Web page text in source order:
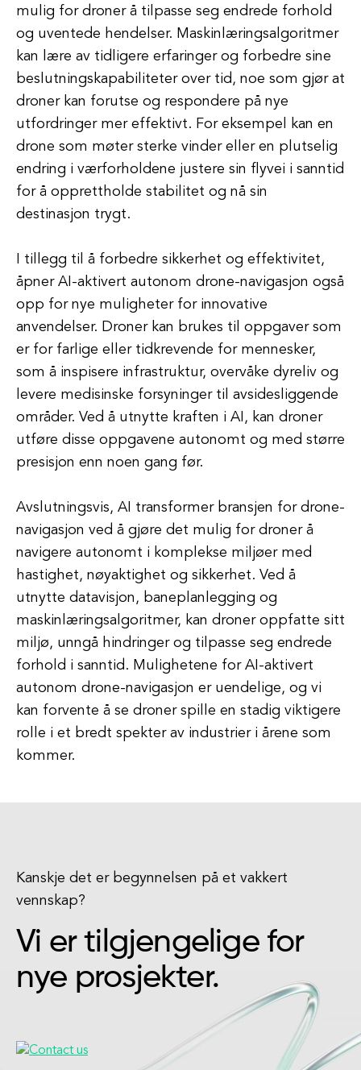
mulig for droner å tilpasse seg endrede forhold
og uventede hendelser. Maskinlæringsalgoritmer
kan lære av tidligere erfaringer og forbedre sine
beslutningskapabiliteter over tid, noe som gjør at
droner kan forutse og respondere på nye
utfordringer mer effektivt. For eksempel kan en
drone som møter sterke vinder eller en plutselig
endring i værforholdene justere sin flyvei i sanntid
for å opprettholde stabilitet og nå sin
destinasjon trygt.
I tillegg til å forbedre sikkerhet og effektivitet,
åpner AI-aktivert autonom drone-navigasjon også
opp for nye muligheter for innovative
anvendelser. Droner kan brukes til oppgaver som
er for farlige eller tidkrevende for mennesker,
som å inspisere infrastruktur, overvåke dyreliv og
levere medisinske forsyninger til avsidesliggende
områder. Ved å utnytte kraften i AI, kan droner
utføre disse oppgavene autonomt og med større
presisjon enn noen gang før.
Avslutningsvis, AI transformer bransjen for drone-
navigasjon ved å gjøre det mulig for droner å
navigere autonomt i komplekse miljøer med
hastighet, nøyaktighet og sikkerhet. Ved å
utnytte datavisjon, baneplanlegging og
maskinlæringsalgoritmer, kan droner oppfatte sitt
miljø, unngå hindringer og tilpasse seg endrede
forhold i sanntid. Mulighetene for AI-aktivert
autonom drone-navigasjon er uendelige, og vi
kan forvente å se droner spille en stadig viktigere
rolle i et bredt spekter av industrier i årene som
kommer.
Kanskje det er begynnelsen på et vakkert
vennskap?
Vi er tilgjengelige for
nye prosjekter.